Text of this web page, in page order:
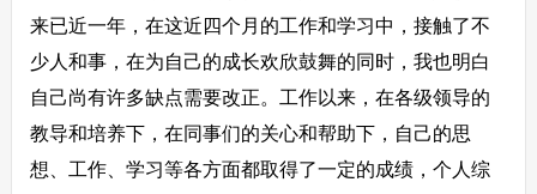
来已近一年，在这近四个月的工作和学习中，接触了不
少人和事，在为自己的成长欢欣鼓舞的同时，我也明白
自己尚有许多缺点需要改正。工作以来，在各级领导的
教导和培养下，在同事们的关心和帮助下，自己的思
想、工作、学习等各方面都取得了一定的成绩，个人综